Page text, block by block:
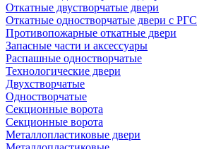
Откатные двустворчатые двери
Откатные одностворчатые двери с РГС
Противопожарные откатные двери
Запасные части и аксессуары
Распашные одностворчатые
Технологические двери
Двухстворчатые
Одностворчатые
Секционные ворота
Секционные ворота
Металлопластиковые двери